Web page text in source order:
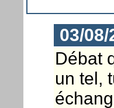
03/
Débat
un tel,